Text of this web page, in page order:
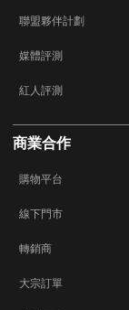
聯盟夥伴計劃
媒體評測
紅人評測
商業合作
購物平台
線下門市
轉銷商
大宗訂單